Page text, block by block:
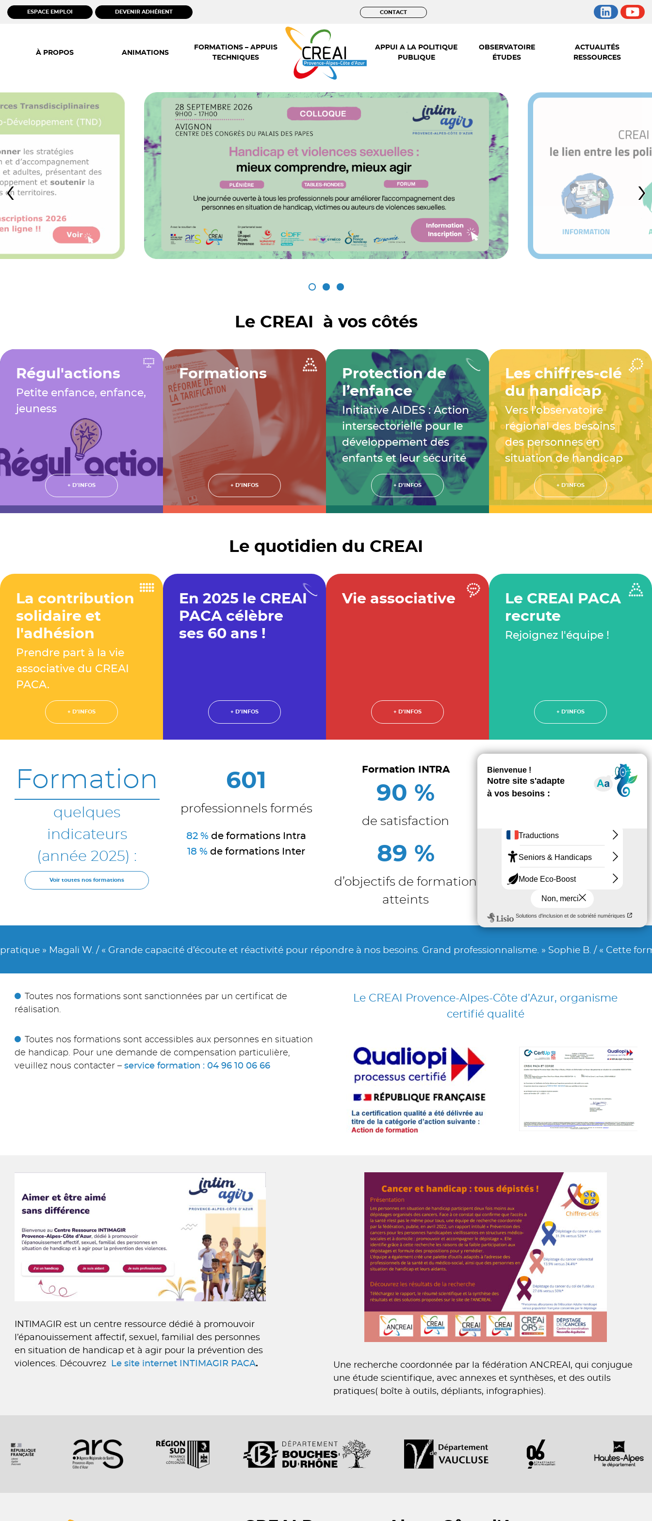
ESPACE EMPLOI DEVENIR ADHÉRENT CONTACT
À PROPOS ANIMATIONS
FORMATIONS – APPUIS
TECHNIQUES
APPUI A LA POLITIQUE
PUBLIQUE
OBSERVATOIRE
ÉTUDES
ACTUALITÉS
RESSOURCES
‹ ›
Le CREAI à vos côtés
Régul'actions
Petite enfance, enfance,
jeuness
+ D'INFOS
Formations
+ D'INFOS
Protection de
l’enfance
Initiative AIDES : Action
intersectorielle pour le
développement des
enfants et leur sécurité
+ D'INFOS
Les chiffres-clé
du handicap
Vers l’observatoire
régional des besoins
des personnes en
situation de handicap
+ D'INFOS
Le quotidien du CREAI
La contribution
solidaire et
l'adhésion
Prendre part à la vie
associative du CREAI
PACA.
+ D'INFOS
En 2025 le CREAI
PACA célèbre
ses 60 ans !
+ D'INFOS
Vie associative
+ D'INFOS
Le CREAI PACA
recrute
Rejoignez l'équipe !
+ D'INFOS
Formation
quelques
indicateurs
(année 2025) :
Voir toutes nos formations
601
professionnels formés
82 %de formations Intra
18 % de formations Inter
Formation INTRA
90 %
de satisfaction
89 %
d’objectifs de formation
atteints
Formation INTER : START
95 %
/ « Grande capacité d’écoute et réactivité pour répondre à nos besoins. Grand professionnalisme. » Sophie B. / « Cette formation a
Toutes nos formations sont sanctionnées par un certificat de
réalisation.
Toutes nos formations sont accessibles aux personnes en situation
de handicap. Pour une demande de compensation particulière,
veuillez nous contacter – service formation : 04 96 10 06 66
Le CREAI Provence-Alpes-Côte d’Azur, organisme
certifié qualité
INTIMAGIR est un centre ressource dédié à promouvoir
l’épanouissement affectif, sexuel, familial des personnes
en situation de handicap et à agir pour la prévention des
violences. Découvrez
Le site internet INTIMAGIR PACA.
Une recherche coordonnée par la fédération ANCREAI, qui conjugue
une étude scientifique, avec annexes et synthèses, et des outils
pratiques( boîte à outils, dépliants, infographies).